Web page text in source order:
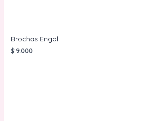
Brochas Engol
$9.000